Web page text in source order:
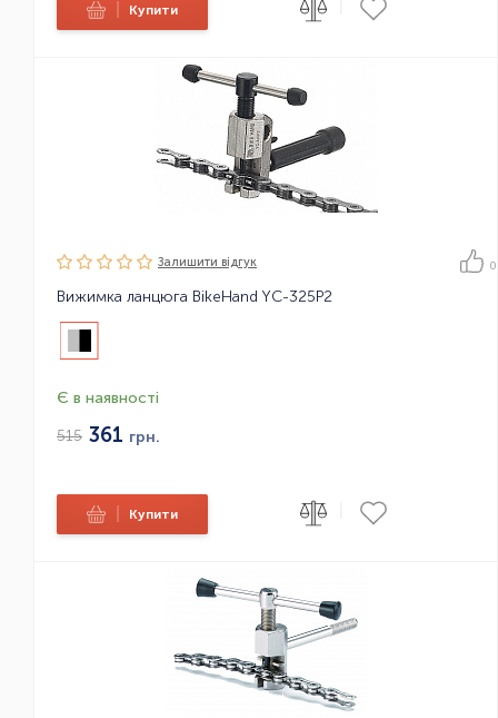
Купити
Залишити вiдгук 0
Вижимка ланцюга BikeHand YC-325P2
Є в наявності
515 361 грн.
Купити